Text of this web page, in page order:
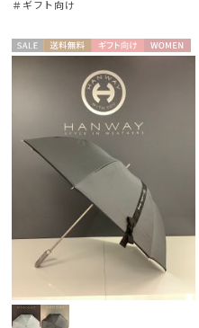
＃ギフト向け
セー 送料無 ギフト
向け
WOME